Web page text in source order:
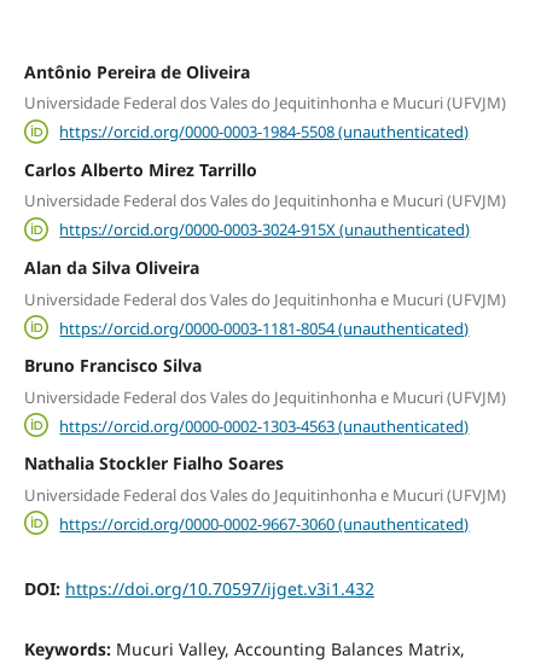
Antônio Pereira de Oliveira
Universidade Federal dos Vales do Jequitinhonha e Mucuri (UFVJM)
https://orcid.org/0000-0003-1984-5508 (unauthenticated)
Carlos Alberto Mirez Tarrillo
Universidade Federal dos Vales do Jequitinhonha e Mucuri (UFVJM)
https://orcid.org/0000-0003-3024-915X (unauthenticated)
Alan da Silva Oliveira
Universidade Federal dos Vales do Jequitinhonha e Mucuri (UFVJM)
https://orcid.org/0000-0003-1181-8054 (unauthenticated)
Bruno Francisco Silva
Universidade Federal dos Vales do Jequitinhonha e Mucuri (UFVJM)
https://orcid.org/0000-0002-1303-4563 (unauthenticated)
Nathalia Stockler Fialho Soares
Universidade Federal dos Vales do Jequitinhonha e Mucuri (UFVJM)
https://orcid.org/0000-0002-9667-3060 (unauthenticated)
DOI: https://doi.org/10.70597/ijget.v3i1.432
Keywords: Mucuri Valley, Accounting Balances Matrix,